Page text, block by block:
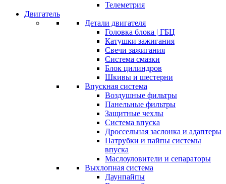
Телеметрия
Двигатель
Детали двигателя
Головка блока | ГБЦ
Катушки зажигания
Свечи зажигания
Система смазки
Блок цилиндров
Шкивы и шестерни
Впускная система
Воздушные фильтры
Панельные фильтры
Защитные чехлы
Система впуска
Дроссельная заслонка и адаптеры
Патрубки и пайпы системы
впуска
Маслоуловители и сепараторы
Выхлопная система
Даунпайпы